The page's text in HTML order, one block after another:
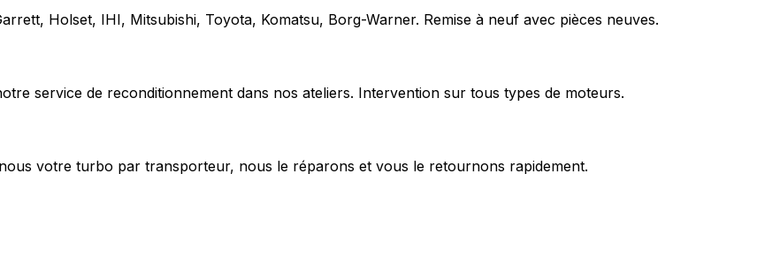
Holset, IHI, Mitsubishi, Toyota, Komatsu, Borg-Warner. Remise à neuf avec pièces neuves.
service de reconditionnement dans nos ateliers. Intervention sur tous types de moteurs.
votre turbo par transporteur, nous le réparons et vous le retournons rapidement.